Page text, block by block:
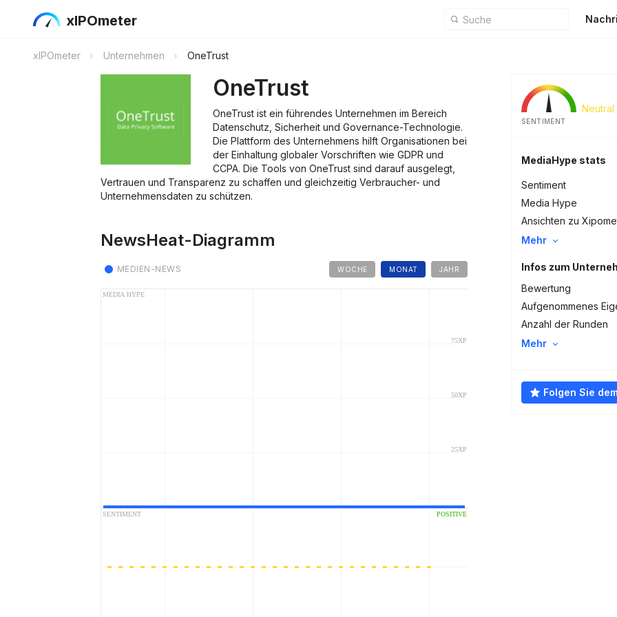
xIPOmeter
xIPOmeter Unternehmen OneTrust
OneTrust
OneTrust ist ein führendes Unternehmen im Bereich
Datenschutz, Sicherheit und Governance-Technologie.
Die Plattform des Unternehmens hilft Organisationen bei
der Einhaltung globaler Vorschriften wie GDPR und
CCPA. Die Tools von OneTrust sind darauf ausgelegt,
Vertrauen und Transparenz zu schaffen und gleichzeitig Verbraucher- und
Unternehmensdaten zu schützen.
Neutral
SENTIMENT
MediaHype stats
Sentiment
Media Hype
Ansichten zu
Mehr
Infos zum
Bewertung
Aufgenommenes
Anzahl der Runden
Mehr
Folgen Sie
NewsHeat-Diagramm
WOCHE MONAT JAHR
MEDIEN-NEWS